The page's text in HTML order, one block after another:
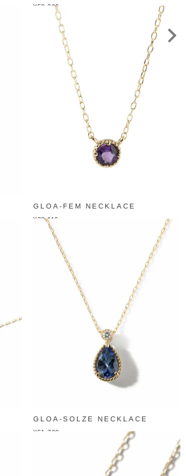
¥58,300
GLOA-FEM NECKLACE
¥33,110
GLOA-SOLZE NECKLACE
¥51,700